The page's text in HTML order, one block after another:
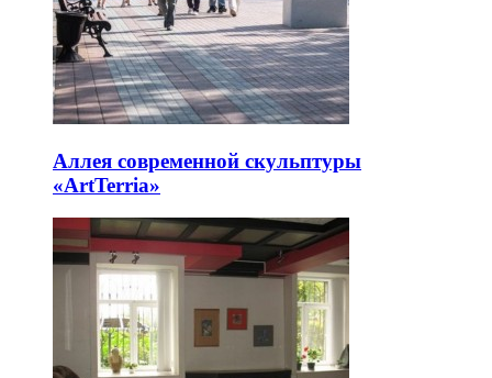
Аллея современной скульптуры
«ArtTerria»